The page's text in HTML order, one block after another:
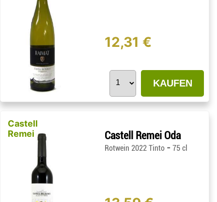
12,31 €
KAUFEN
Castell
Remei
Castell Remei Oda
Rotwein 2022 Tinto -75 cl